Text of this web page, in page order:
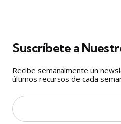
Suscríbete a
Recibe semanalmente un
últimos recursos de cada